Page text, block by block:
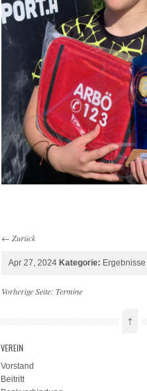
← Zurück
Apr 27, 2024 Kategorie: Ergebnisse
Vorherige Seite: Termine
↑
VEREIN
Vorstand
Beitritt